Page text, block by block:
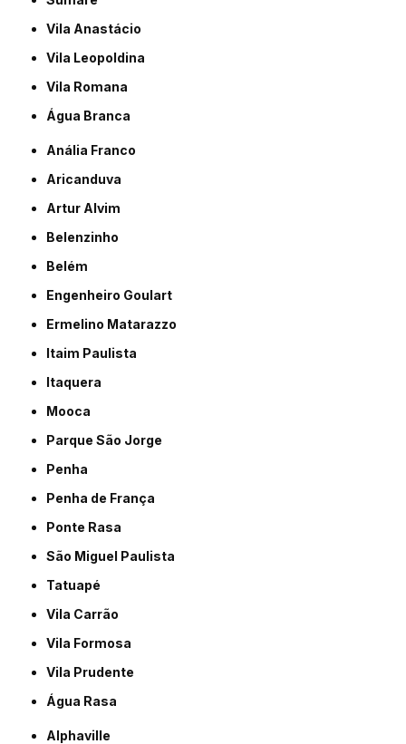
Vila Anastácio
Vila Leopoldina
Vila Romana
Água Branca
Anália Franco
Aricanduva
Artur Alvim
Belenzinho
Belém
Engenheiro Goulart
Ermelino Matarazzo
Itaim Paulista
Itaquera
Mooca
Parque São Jorge
Penha
Penha de França
Ponte Rasa
São Miguel Paulista
Tatuapé
Vila Carrão
Vila Formosa
Vila Prudente
Água Rasa
Alphaville